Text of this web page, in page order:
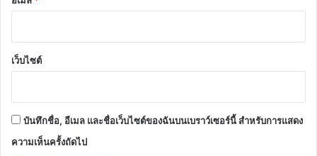
เว็บไซต์
บันทึกชื่อ, อีเมล และชื่อเว็บไซต์ของฉันบนเบราว์เซอร์นี้ สำหรับการแสดง
ความเห็นครั้งถัดไป